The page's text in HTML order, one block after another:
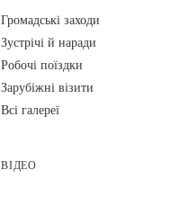
Громадські заходи
Зустрічі й наради
Робочі поїздки
Зарубіжні візити
Всі галереї
ВІДЕО